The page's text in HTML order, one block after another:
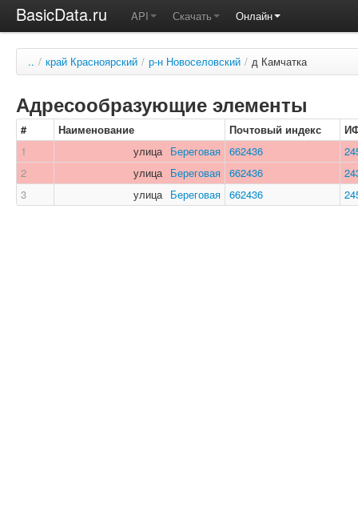
BasicData.ru API Скачать Онлайн
.. / край Красноярский / р-н Новоселовский / д Камчатка
Адресообразующие элементы
# Наименование Почтовый индекс
1
улица Береговая 662436
2
улица Береговая 662436
3
улица Береговая 662436